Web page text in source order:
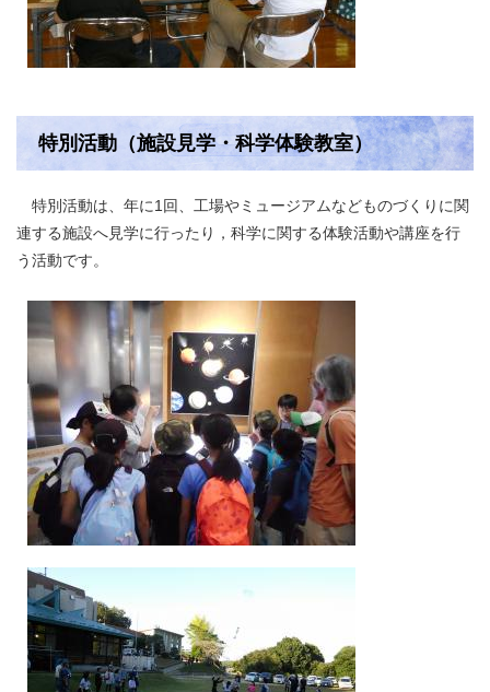
特別活動（施設見学・科学体験教室）
特別活動は、年に1回、工場やミュージアムなどものづくりに関
連する施設へ見学に行ったり，科学に関する体験活動や講座を行
う活動です。